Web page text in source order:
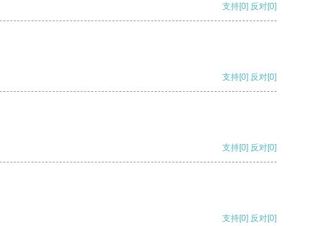
支持[0] 反对[0]
支持[0] 反对[0]
支持[0] 反对[0]
支持[0] 反对[0]